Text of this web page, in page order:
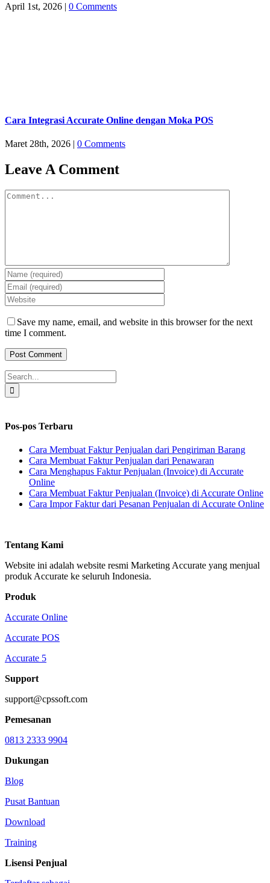
April 1st, 2026 | 0 Comments
Cara Integrasi Accurate Online dengan Moka POS
Maret 28th, 2026 | 0 Comments
Leave A Comment
Comment
Save my name, email, and website in this browser for the next
time I comment.
Search
for:
Pos-pos Terbaru
Cara Membuat Faktur Penjualan dari Pengiriman Barang
Cara Membuat Faktur Penjualan dari Penawaran
Cara Menghapus Faktur Penjualan (Invoice) di Accurate
Online
Cara Membuat Faktur Penjualan (Invoice) di Accurate Online
Cara Impor Faktur dari Pesanan Penjualan di Accurate Online
Tentang Kami
Website ini adalah website resmi Marketing Accurate yang menjual
produk Accurate ke seluruh Indonesia.
Produk
Accurate Online
Accurate POS
Accurate 5
Support
support@cpssoft.com
Pemesanan
0813 2333 9904
Dukungan
Blog
Pusat Bantuan
Download
Training
Lisensi Penjual